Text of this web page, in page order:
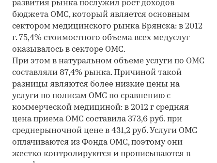
развития рынка послужил рост доходов
бюджета ОМС, который является основным
сектором медицинского рынка Брянска: в 2012
г. 75,4% стоимостного объема всех медуслуг
оказывалось в секторе ОМС.
При этом в натуральном объеме услуги по ОМС
составляли 87,4% рынка. Причиной такой
разницы являются более низкие цены на
услуги по полисам ОМС по сравнению с
коммерческой медициной: в 2012 г средняя
цена приема ОМС составила 373,6 руб. при
среднерыночной цене в 431,2 руб. Услуги ОМС
оплачиваются из Фонда ОМС, поэтому они
жестко контролируются и прописываются в